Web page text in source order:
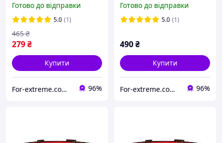
яскравість 300 лм,
вологозахист IPX4,
зручний дизайн для
кемпінгу
Готово до відправки
5.0 (1)
279₴
465 ₴
Купити
For-extreme.com.ua - все для фото- відеоблогу 96%
TBD0602857202
Готово до відправки
5.0 (1)
490₴
Купити
For-extreme.com.ua - все для фото- відеоблогу 96%